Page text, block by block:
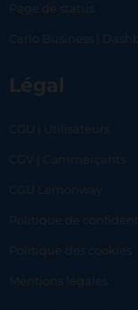
Page de status
Carlo Business |
Légal
CGU | Utilisateurs
CGV | Commerçants
CGU Lemonway
Politique de
Politique des cookies
Mentions légales